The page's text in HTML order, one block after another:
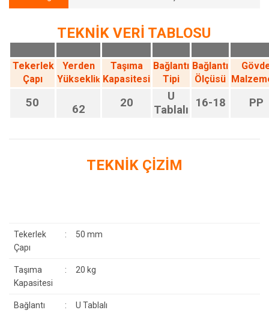
TEKNİK VERİ TABLOSU
Tekerlek
Çapı
Yerden
Yükseklik
Taşıma
Kapasitesi
Bağlantı
Tipi
Bağlantı
Ölçüsü
50 62 20
U
Tablalı
16-18 PP
TEKNİK ÇİZİM
Tekerlek
Çapı
: 50 mm
Taşıma
Kapasitesi
: 20 kg
Bağlantı
: U Tablalı